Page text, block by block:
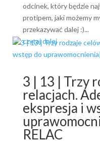
odcinek, który będzie
protipem, jaki możemy
przekazywać dalej :)...
czytaj dalej
3 | 13 | Trzy
relacjach.
ekspresja i
RELAC